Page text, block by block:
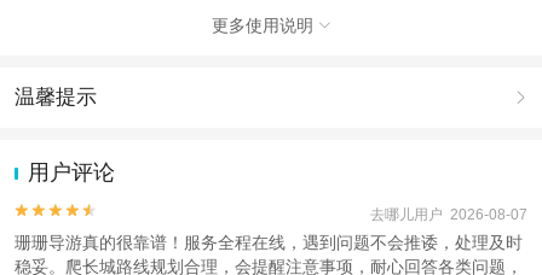
儿童：2周岁 – 17周岁；
老人：60周岁 – 90周岁；
本产品由青岛驿路同行国际旅行社有限公司代理招徕，委托社为华旅天下国际旅
行社(北京)有限公司，具体的旅游服务和操作由委托社及其有资质的地接社提供
更多使用说明 
温馨提示 
动（如跳伞、潜水、滑雪等）前，请务必仔细阅读
2.为普及旅游安全知识及旅游文明公约，使您的旅程顺利圆满完成，
特制定《去哪儿网旅游安全手册》 ，请您认真阅读并切实遵守。
用户评论

 去哪儿用户 2026-08-07
珊珊导游真的很靠谱！服务全程在线，遇到问题不会推诿，处理及时
稳妥。爬长城路线规划合理，会提醒注意事项，耐心回答各类问题，